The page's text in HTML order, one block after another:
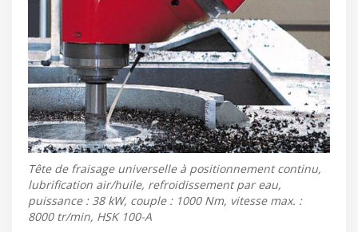
Tête de fraisage universelle à positionnement continu,
lubrification air/huile, refroidissement par eau,
puissance : 38 kW, couple : 1000 Nm, vitesse max. :
8000 tr/min, HSK 100-A